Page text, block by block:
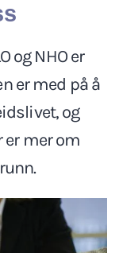
og NHO er
er med på å
og
er mer om